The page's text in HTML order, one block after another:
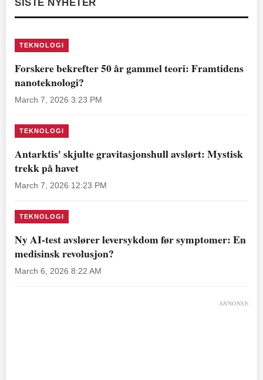
SISTE NYHETER
TEKNOLOGI
Forskere bekrefter 50 år gammel teori: Framtidens
nanoteknologi?
March 7, 2026 3:23 PM
TEKNOLOGI
Antarktis' skjulte gravitasjonshull avslørt: Mystisk
trekk på havet
March 7, 2026 12:23 PM
TEKNOLOGI
Ny AI-test avslører leversykdom før symptomer: En
medisinsk revolusjon?
March 6, 2026 8:22 AM
ANNONSE